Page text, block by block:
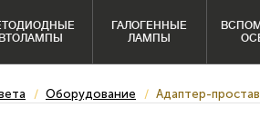
ГАЛОГЕННЫЕ
ЛАМПЫ
Оборудование Адаптер-